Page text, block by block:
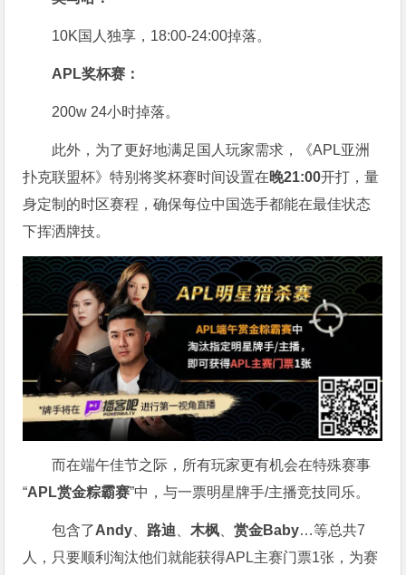
10K国人独享，18:00-24:00掉落。
APL奖杯赛：
200w 24小时掉落。
此外，为了更好地满足国人玩家需求，《APL亚洲
扑克联盟杯》特别将奖杯赛时间设置在晚21:00开打，量
身定制的时区赛程，确保每位中国选手都能在最佳状态
下挥洒牌技。
而在端午佳节之际，所有玩家更有机会在特殊赛事
“APL赏金粽霸赛”中，与一票明星牌手/主播竞技同乐。
包含了Andy 路迪 、木枫 、赏金Baby…等总共7
人，只要顺利淘汰他们就能获得APL主赛门票1张，为赛